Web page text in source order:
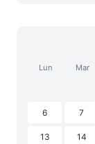
Lun Mar
6 7
13 14